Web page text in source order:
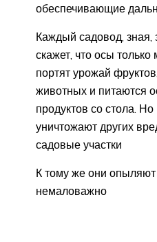
обеспечивающие
Каждый садовод, зная,
скажет, что осы
портят урожай
животных и питаются
продуктов со стола.
уничтожают других
садовые участки
К тому же они опыляют
немаловажно